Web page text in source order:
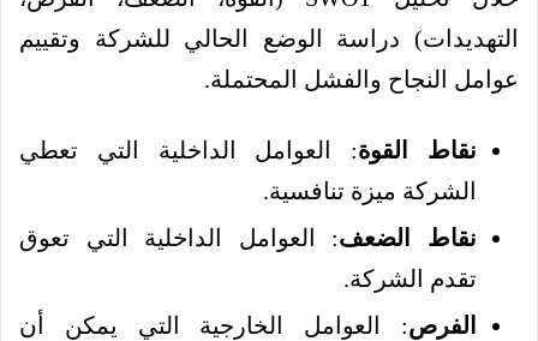
التهديدات) دراسة الوضع الحالي للشركة وتقييم
عوامل النجاح والفشل المحتملة.
نقاط القوة: العوامل الداخلية التي تعطي
الشركة ميزة تنافسية.
نقاط الضعف: العوامل الداخلية التي تعوق
تقدم الشركة.
الفرص: العوامل الخارجية التي يمكن أن